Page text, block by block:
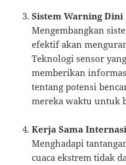
Sistem Warning Dini
Mengembangkan
efektif akan
Teknologi sensor
memberikan
tentang potensi
mereka waktu untuk
Kerja Sama
Menghadapi
cuaca ekstrem tidak